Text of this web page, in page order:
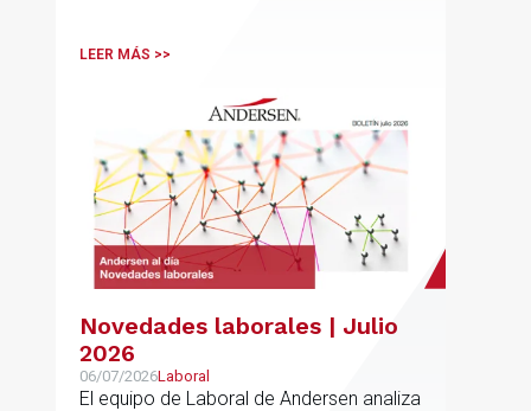
LEER MÁS >>
Novedades laborales | Julio
2026
06/07/2026Laboral
El equipo de Laboral de Andersen analiza